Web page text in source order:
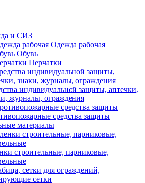
и СИЗ
Одежда рабочая
Обувь
Перчатки
индивидуальной защиты, аптечки,
журналы, ограждения
средства защиты
материалы
строительные, парниковые,